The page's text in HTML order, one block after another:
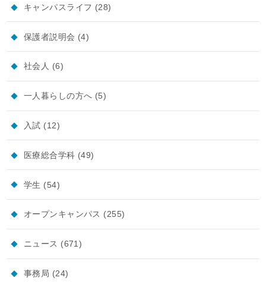
キャンパスライフ (28)
保護者説明会 (4)
社会人 (6)
一人暮らしの方へ (5)
入試 (12)
医療総合学科 (49)
学生 (54)
オープンキャンパス (255)
ニュース (671)
事務局 (24)